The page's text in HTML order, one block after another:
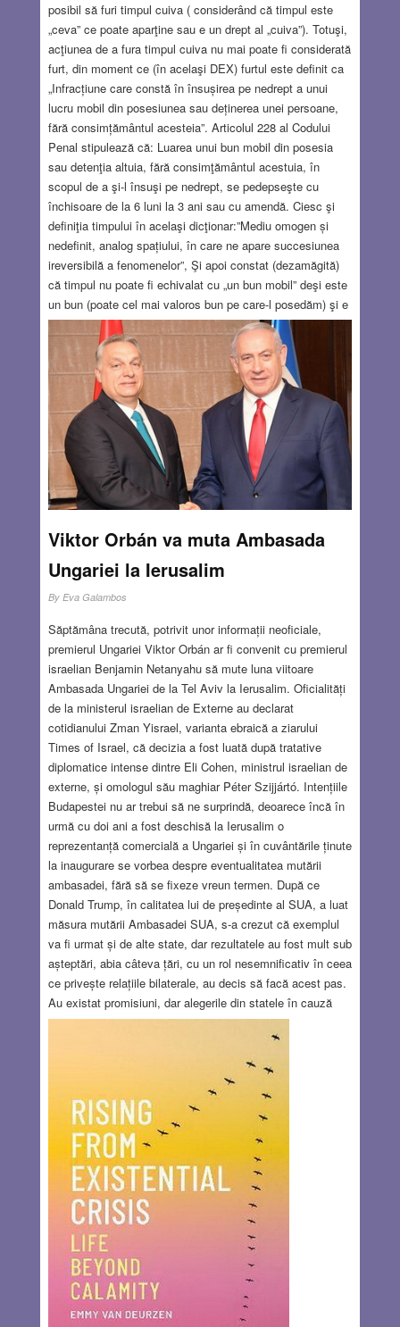
posibil să furi timpul cuiva ( considerând că timpul este
„ceva” ce poate aparţine sau e un drept al „cuiva”). Totuşi,
acţiunea de a fura timpul cuiva nu mai poate fi considerată
furt, din moment ce (în acelaşi DEX) furtul este definit ca
„Infracțiune care constă în însușirea pe nedrept a unui
lucru mobil din posesiunea sau deținerea unei persoane,
fără consimțământul acesteia”. Articolul 228 al Codului
Penal stipulează că: Luarea unui bun mobil din posesia
sau detenţia altuia, fără consimţământul acestuia, în
scopul de a şi-l însuşi pe nedrept, se pedepseşte cu
închisoare de la 6 luni la 3 ani sau cu amendă. Ciesc şi
definiţia timpului în acelaşi dicţionar:”Mediu omogen și
nedefinit, analog spațiului, în care ne apare succesiunea
ireversibilă a fenomenelor”, Şi apoi constat (dezamăgită)
că timpul nu poate fi echivalat cu „un bun mobil” deşi este
un bun (poate cel mai valoros bun pe care-l posedăm) şi e
cât se poate de mobil (din moment ce trece…implacabil).
Dar probabil pentru că e „omogen şi nedefinit” chiar dacă
poate fi măsurat (cu o precizie din ce în ce mai mare) nu
poate fi delimitat. Adică nu se poate determina cu precizie
timpul care aparţine unei anumite persoane, chiar dacă
adesea spunem că „i se scurge timpul” sau „îi ticăie
ceasul biologic”.
Read more…
MAR 9, 2023 15 COMMENTS
Viktor Orbán va muta Ambasada
Ungariei la Ierusalim
By Eva Galambos
Săptămâna trecută, potrivit unor informații neoficiale,
premierul Ungariei Viktor Orbán ar fi convenit cu premierul
israelian Benjamin Netanyahu să mute luna viitoare
Ambasada Ungariei de la Tel Aviv la Ierusalim. Oficialități
de la ministerul israelian de Externe au declarat
cotidianului Zman Yisrael, varianta ebraică a ziarului
Times of Israel, că decizia a fost luată după tratative
diplomatice intense dintre Eli Cohen, ministrul israelian de
externe, și omologul său maghiar Péter Szijjártó. Intențiile
Budapestei nu ar trebui să ne surprindă, deoarece încă în
urmă cu doi ani a fost deschisă la Ierusalim o
reprezentanță comercială a Ungariei și în cuvântările ținute
la inaugurare se vorbea despre eventualitatea mutării
ambasadei, fără să se fixeze vreun termen. După ce
Donald Trump, în calitatea lui de președinte al SUA, a luat
măsura mutării Ambasadei SUA, s-a crezut că exemplul
va fi urmat și de alte state, dar rezultatele au fost mult sub
așteptări, abia câteva țări, cu un rol nesemnificativ în ceea
ce privește relațiile bilaterale, au decis să facă acest pas.
Au existat promisiuni, dar alegerile din statele în cauză
care au adus la conducere partide și personalități cu alte
orientări au determinat abandonarea ideii. Mutarea unor
ambasade la Ierusalim este o problemă deosebit de
sensibilă, deoarece ar contraveni unor înțelegeri sau
acorduri internaționale legate de procesul de pace din
Orientul Mijlociu,…
Read more…
MAR 9, 2023 16 COMMENTS